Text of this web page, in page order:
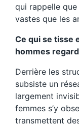
qui rappelle
vastes que les
Ce qui se tisse
hommes
Derrière les
subsiste un
largement
femmes s’y
transmettent